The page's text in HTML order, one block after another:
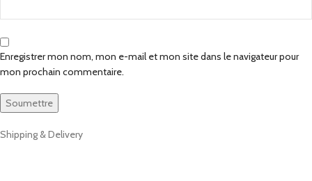
Enregistrer mon nom, mon e-mail et mon site dans le navigateur pour
mon prochain commentaire.
Shipping & Delivery